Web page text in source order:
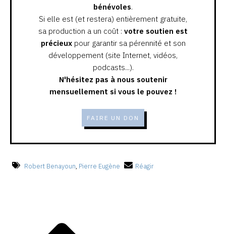
bénévoles.
Si elle est (et restera) entièrement gratuite,
sa production a un coût : votre soutien est
précieuxpour garantir sa pérennité et son
développement (site Internet, vidéos,
podcasts...).
N'hésitez pas à nous soutenir
mensuellement si vous le pouvez !
FAIRE UN DON
Robert Benayoun, Pierre Eugène Réagir